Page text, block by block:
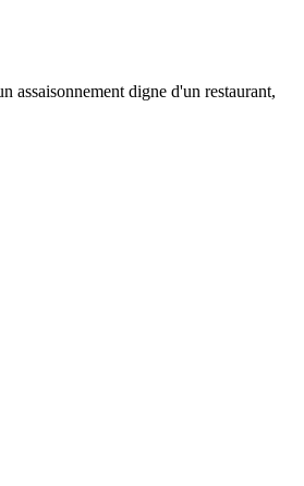
assaisonnement digne d'un restaurant,